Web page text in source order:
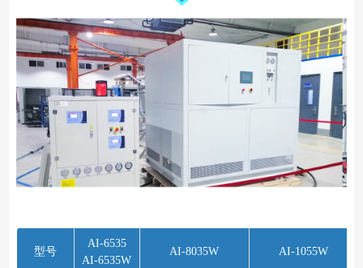
型号
AI-6535
AI-6535W
AI-8035W AI-1055W